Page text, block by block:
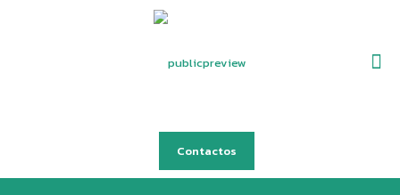
Contactos